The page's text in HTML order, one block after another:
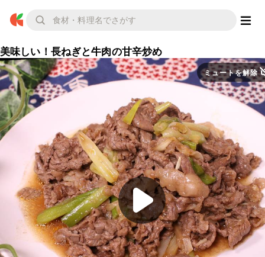
美味しい！長ねぎと牛肉の甘辛炒め
ミュートを解除